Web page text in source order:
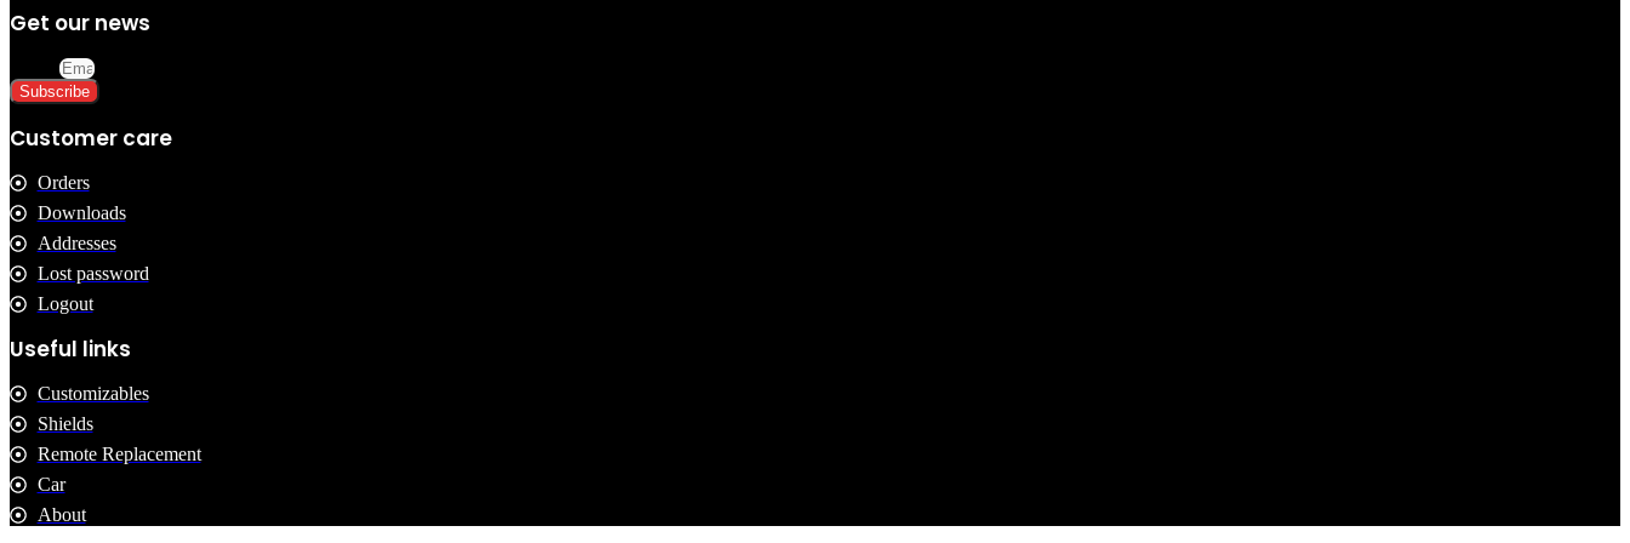
Get our news
Subscribe
Customer care
Orders
Downloads
Addresses
Lost password
Logout
Useful links
Customizables
Shields
Remote Replacement
Car
About